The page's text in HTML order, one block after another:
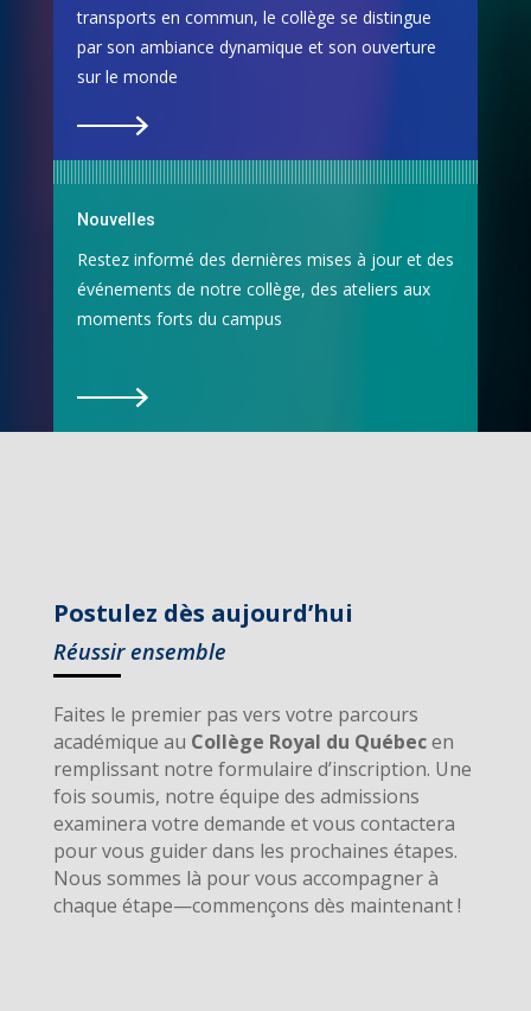
transports en commun, le collège se distingue
par son ambiance dynamique et son ouverture
sur le monde
Nouvelles
Restez informé des dernières mises à jour et des
événements de notre collège, des ateliers aux
moments forts du campus
Postulez dès aujourd’hui
Réussir ensemble
Faites le premier pas vers votre parcours
académique au Collège Royal du Québecen
remplissant notre formulaire d’inscription. Une
fois soumis, notre équipe des admissions
examinera votre demande et vous contactera
pour vous guider dans les prochaines étapes.
Nous sommes là pour vous accompagner à
chaque étape—commençons dès maintenant !